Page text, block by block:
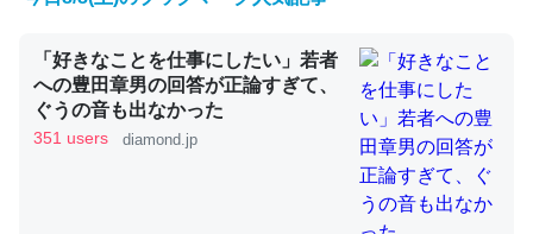
くらい。小説でいう「ずっと前の伏線」は回収されないけ
ど、短期記憶というには多い分量。進化すればするほど分
かりやすく強くなりそう
「好きなことを仕事にしたい」若者
への豊田章男の回答が正論すぎて、
ぐうの音も出なかった
351 users diamond.jp